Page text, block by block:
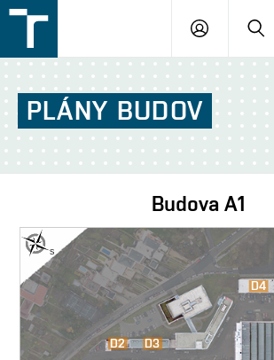
v
Brně
PŘIHLÁŠENÍ
PLÁNY BUDOV
Budova A1